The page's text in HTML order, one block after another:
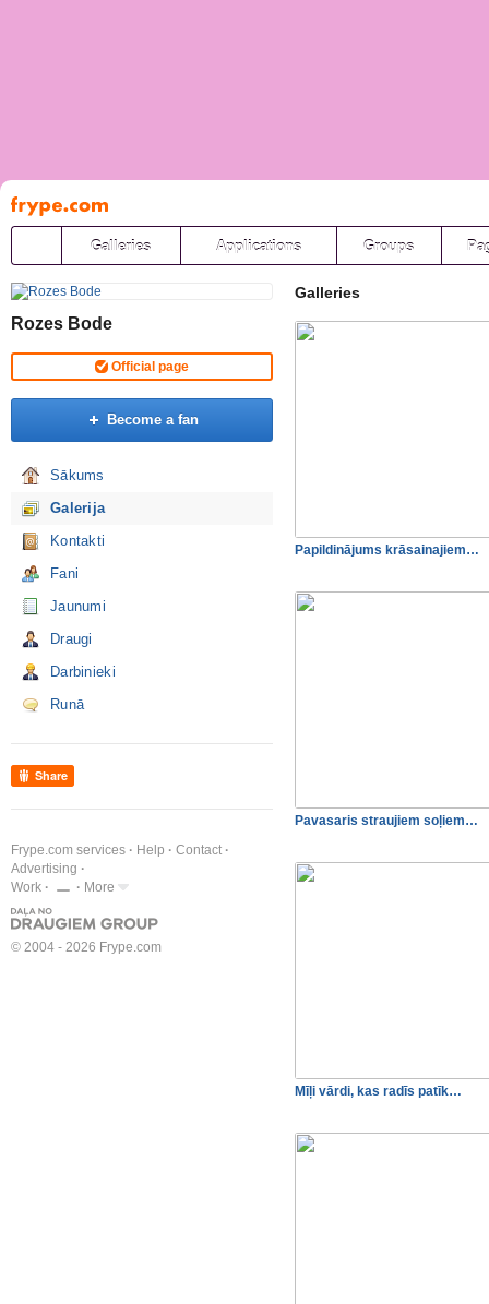
Pāriet
uz
saturu
Galleries Applications Groups
Rozes Bode
Official page
Become a fan
Sākums
Galerija
Kontakti
Fani
Jaunumi
Draugi
Darbinieki
Runā
Share
Frype.com services Help
Contact
Advertising
Work
More
© 2004 - 2026 Frype.com
Galleries
Papildinājums krāsainajiem…
Pavasaris straujiem soļiem…
Mīļi vārdi, kas radīs patīk…